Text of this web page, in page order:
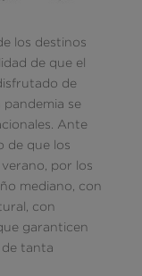
los destinos
de que el
de
pandemia se
Ante
de que los
por los
mediano, con
con
garanticen
de tanta